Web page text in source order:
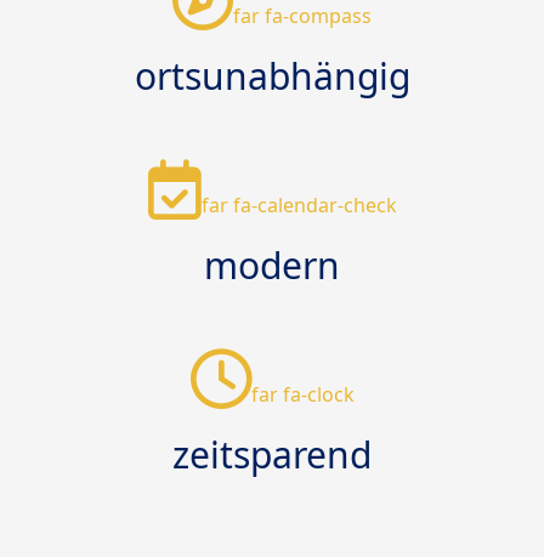
far fa-compass
ortsunabhängig
far fa-calendar-check
modern
far fa-clock
zeitsparend